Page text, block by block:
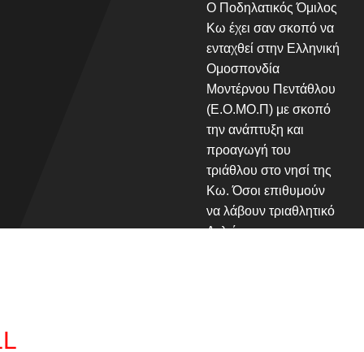
Ο Ποδηλατικός Όμιλος
Κω έχει σαν σκοπό να
ενταχθεί στην Ελληνική
Ομοσπονδία
Μοντέρνου Πεντάθλου
(Ε.Ο.ΜΟ.Π) με σκοπό
την ανάπτυξη και
προαγωγή του
τριάθλου στο νησί της
Κω. Όσοι επιθυμούν
να λάβουν τριαθλητικό
Δελτίο και να